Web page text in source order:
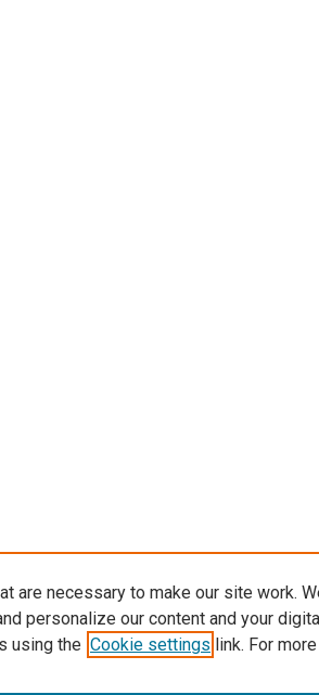
are necessary to make our site work.
personalize our content and your
using the Cookie settings link. For